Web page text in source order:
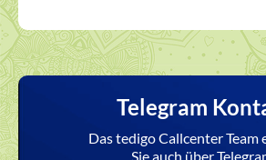
Telegram
Das tedigo Callcenter Team
Sie auch über